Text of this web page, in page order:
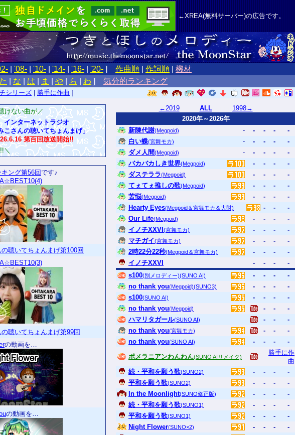
←XREA(無料サーバー)の広告です。
'08- '10- '14- '16- '20- ] 作曲順 作詞順
機材
た な は ま や ら わ ] 気分的ランキング
シリーズ 勝手に作曲 ]
けない曲が／
インターネットラジオ
こさんの聴いてちょんまげ」
26.6.16 第百回放送開始!!
＼
ング第56回です♪
聴いてちょんまげ第100回
聴いてちょんまげ第99回
の動画を…
の動画を…
←2019■■■■■ ALL■■■■■ 1998→
2020年～2026年
新陳代謝(Megpoid) - - - -
-
白い蝶(宮舞モカ) - - - -
-
ダメ人間(Megpoid) - - - -
-
バカバカしき世界(Megpoid) - - -
-
ダステララ(Megpoid) - - -
-
てぇてぇ推しの歌(Megpoid) - - -
-
苦悩(Megpoid) - - -
-
Hearty Eyes(Megpoid＆宮舞モカ＆大財) - -
-
Our Life(Megpoid) - - -
-
イノチXXVI (宮舞モカ) - - -
-
マチガイ(宮舞モカ) - - -
-
2時22分22秒(Megpoid＆宮舞モカ) - - -
-
イノチXXVI
- - -
-
s100(別メロディー)(SUNO AI) - - -
-
no thank you(Megpoid)(SUNO3) - - -
-
s100(SUNO AI) - - -
-
no thank you(Megpoid) - -
-
ハマリタガール(SUNO AI) - -
-
no thank you(宮舞モカ) - -
-
no thank you(SUNO AI) - - -
-
ポメラニアンわんわん(SUNO AIリメイク)
勝手に作
曲
続・平和を願う歌(SUNO2) - - -
-
平和を願う歌(SUNO2) - - -
-
In the Moonlight(SUNO修正版) - - -
-
続・平和を願う歌(SUNO1) - - -
-
平和を願う歌(SUNO1) - - -
-
Night Flower(SUNO×2) - - -
-